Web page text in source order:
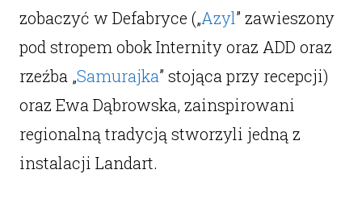
zobaczyć w Defabryce („Azyl” zawieszony
pod stropem obok Internity oraz ADD oraz
rzeźba „Samurajka” stojąca przy recepcji)
oraz Ewa Dąbrowska, zainspirowani
regionalną tradycją stworzyli jedną z
instalacji Landart.